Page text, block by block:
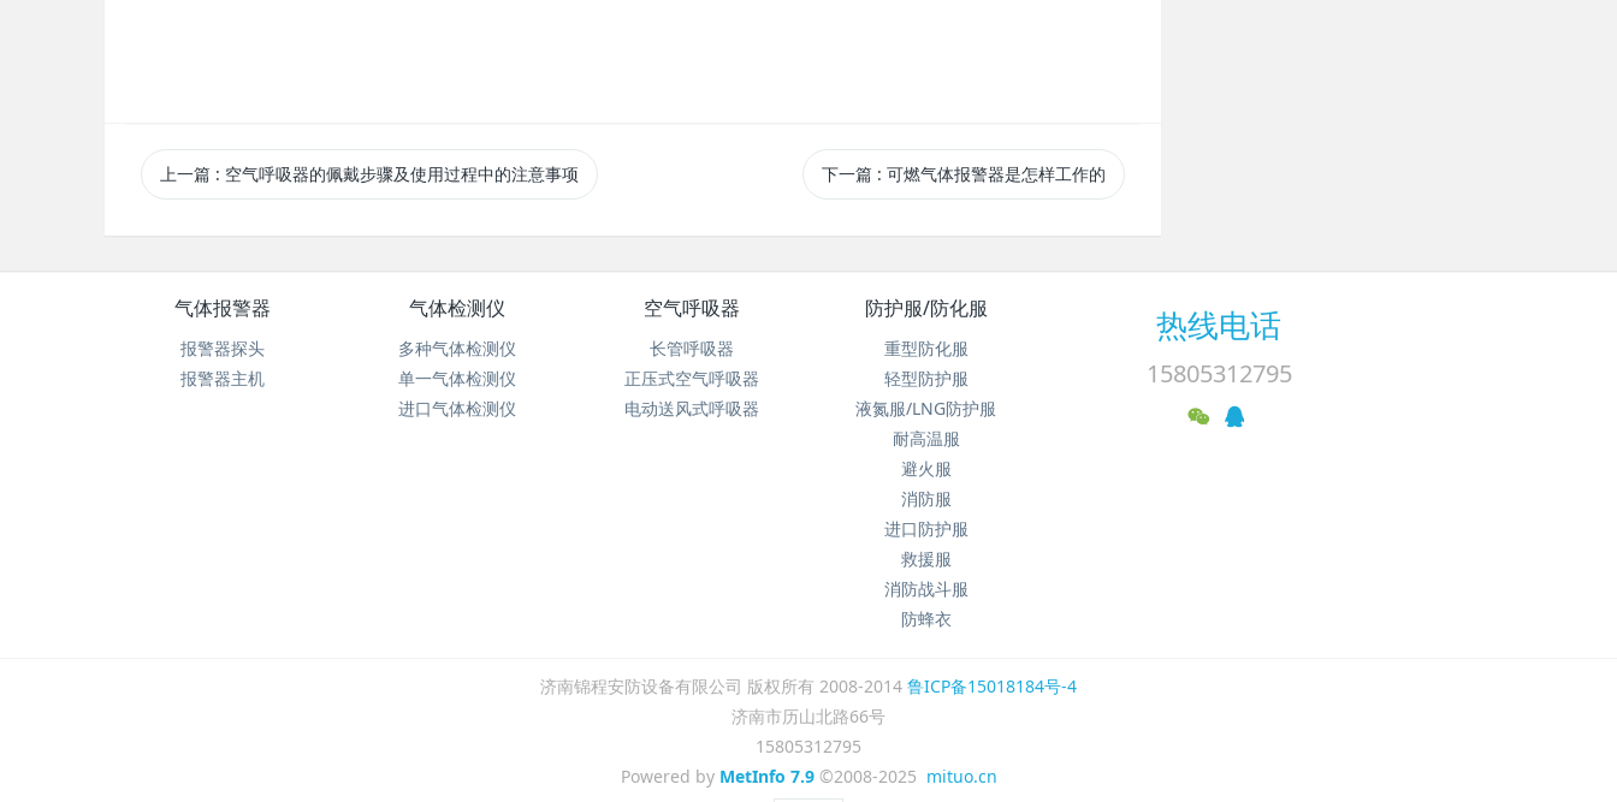
上一篇 : 空气呼吸器的佩戴步骤及使用过程中的注意事项 下一篇 : 可燃气体报警器是怎样工作的
气体报警器
报警器探头
报警器主机
气体检测仪
多种气体检测仪
单一气体检测仪
进口气体检测仪
空气呼吸器
长管呼吸器
正压式空气呼吸器
电动送风式呼吸器
防护服/防化服
重型防化服
轻型防护服
液氮服/LNG防护服
耐高温服
避火服
消防服
进口防护服
救援服
消防战斗服
防蜂衣
热线电话
15805312795
济南锦程安防设备有限公司 版权所有 2008-2014 鲁ICP备15018184号-4
济南市历山北路66号
15805312795
Powered by MetInfo 7.9©2008-2025 mituo.cn